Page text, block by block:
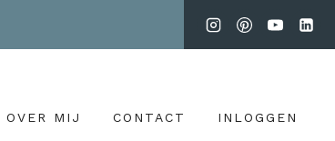
OVER MIJ CONTACT INLOGGEN